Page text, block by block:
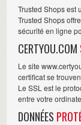
Trusted Shops est
Trusted Shops
sécurité en ligne
CERTYOU.COM
Le site
certificat se
Le SSL est le
entre votre
DONNÉES